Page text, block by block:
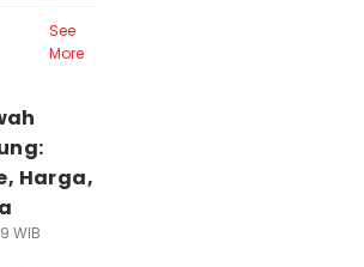
See
More
Harga,
WIB